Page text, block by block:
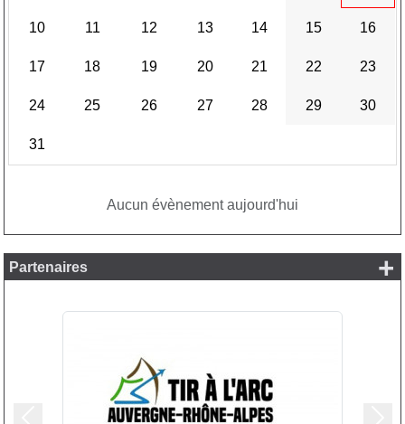
10 11 12 13 14 15 16
17 18 19 20 21 22 23
24 25 26 27 28 29 30
31
Aucun évènement aujourd'hui
Partenaires +